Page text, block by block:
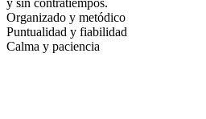
Organizado y metódico
Puntualidad y fiabilidad
Calma y paciencia